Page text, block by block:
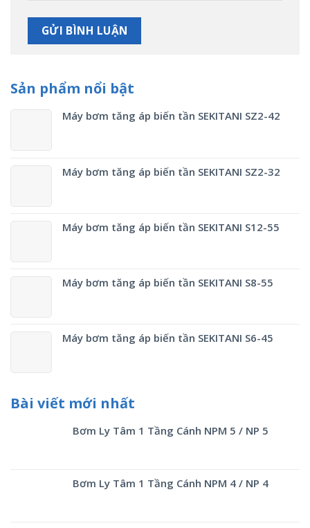
Sản phẩm nổi bật
Máy bơm tăng áp biến tần SEKITANI SZ2-42
Máy bơm tăng áp biến tần SEKITANI SZ2-32
Máy bơm tăng áp biến tần SEKITANI S12-55
Máy bơm tăng áp biến tần SEKITANI S8-55
Máy bơm tăng áp biến tần SEKITANI S6-45
Bài viết mới nhất
Bơm Ly Tâm 1 Tầng Cánh NPM 5 / NP 5
Bơm Ly Tâm 1 Tầng Cánh NPM 4 / NP 4